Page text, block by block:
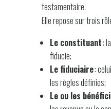
testamentaire.
Elle repose sur trois
Le constituant:
fiducie;
Le fiduciaire:
les règles définies;
Le ou les